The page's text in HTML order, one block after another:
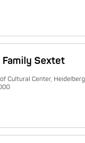
Family Sextet
Cultural Center, Heidelberg